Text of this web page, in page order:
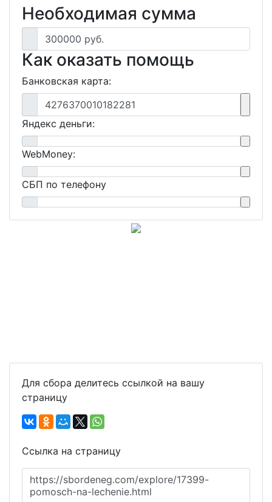
Необходимая сумма
300000 руб.
Как оказать помощь
Банковская карта:
4276370010182281
Яндекс деньги:
WebMoney:
СБП по телефону
Для сбора делитесь ссылкой на вашу
страницу
Ссылка на страницу
https://sbordeneg.com/explore/17399-
pomosch-na-lechenie.html